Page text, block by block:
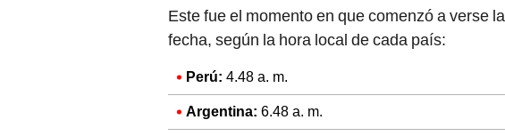
Este fue el momento en que comenzó a verse la
fecha, según la hora local de cada país:
Perú: 4.48 a. m.
Argentina: 6.48 a. m.